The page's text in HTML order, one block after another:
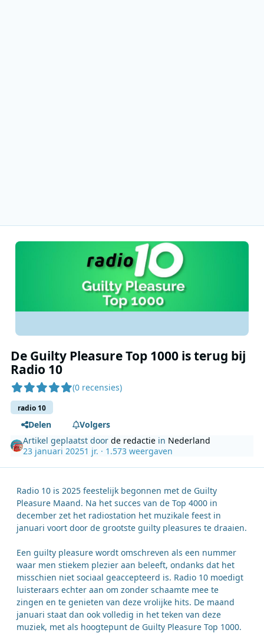
De Guilty Pleasure Top 1000 is terug bij
Radio 10
(0 recensies)
radio 10
Delen
Volgers
Artikel geplaatst doorde redactie in Nederland
23 januari 20251 jr. · 1.573 weergaven
Radio 10 is 2025 feestelijk begonnen met de Guilty
Pleasure Maand. Na het succes van de Top 4000 in
december zet het radiostation het muzikale feest in
januari voort door de grootste guilty pleasures te draaien.
Een guilty pleasure wordt omschreven als een nummer
waar men stiekem plezier aan beleeft, ondanks dat het
misschien niet sociaal geaccepteerd is. Radio 10 moedigt
luisteraars echter aan om zonder schaamte mee te
zingen en te genieten van deze vrolijke hits. De maand
januari staat dan ook volledig in het teken van deze
muziek, met als hoogtepunt de Guilty Pleasure Top 1000.